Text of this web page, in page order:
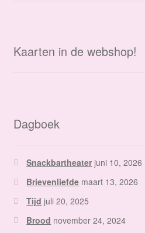
Kaarten in de webshop!
Dagboek
Snackbartheater juni 10, 2026
Brievenliefde maart 13, 2026
Tijd juli 20, 2025
Brood november 24, 2024